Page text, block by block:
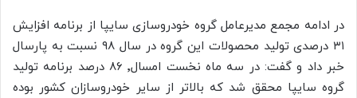
در ادامه مجمع مدیرعامل گروه خودروسازی سایپا از برنامه افزایش
۳۱ درصدی تولید محصولات این گروه در سال ۹۸ نسبت به پارسال
خبر داد و گفت: در سه ماه نخست امسال٬ ۸۶ درصد برنامه تولید
گروه سایپا محقق شد که بالاتر از سایر خودروسازان کشور بوده